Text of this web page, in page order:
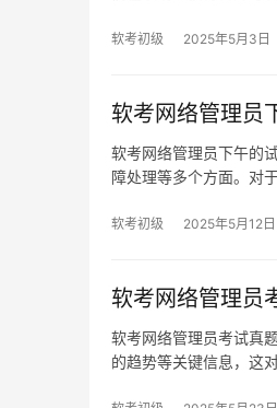
软考初级 2025年5月3日
软考网络管理员
软考网络管理员下午的
障处理等多个方面。对
软考初级 2025年5月12日
软考网络管理员
软考网络管理员考试真
的趋势等关键信息，这